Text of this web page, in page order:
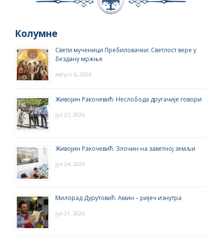
Колумне
Свети мученици Пребиловачки: Светлост вере у
бездану мржње
август 6, 2026
Живојин Ракочевић: Неслобода другачије говори
јул 27, 2026
Живојин Ракочевић: Злочин на заветној земљи
јул 24, 2026
Милорад Дурутовић: Амин – ријеч изнутра
јул 21, 2026